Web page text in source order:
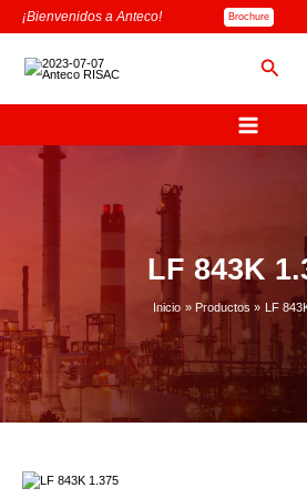
¡Bienvenidos a Anteco! Brochure
LF 843K
Inicio Productos LF
B
u
s
c
a
LF